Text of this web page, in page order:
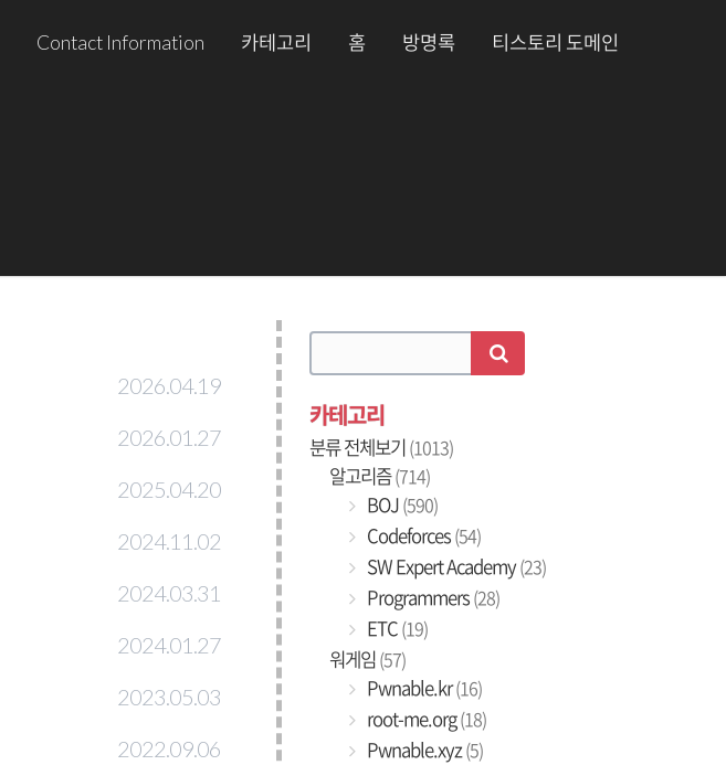
Contact Information 카테고리 홈 방명록 티스토리 도메인
2026.04.19
2026.01.27
2025.04.20
2024.11.02
2024.03.31
2024.01.27
2023.05.03
2022.09.06
카테고리
분류 전체보기(1013)
알고리즘(714)
BOJ(590)
Codeforces(54)
SW Expert Academy(23)
Programmers(28)
ETC(19)
워게임(57)
Pwnable.kr(16)
root-me.org(18)
Pwnable.xyz(5)